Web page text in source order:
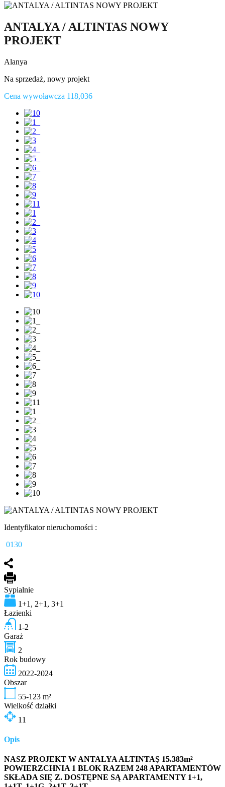
ANTALYA / ALTINTAS NOWY
PROJEKT
Alanya
Na sprzedaż, nowy projekt
Cena wywoławcza 118,036
Identyfikator nieruchomości :
0130
Sypialnie
1+1, 2+1, 3+1
Łazienki
1-2
Garaż
2
Rok budowy
2022-2024
Obszar
55-123 m²
Wielkość działki
11
Opis
NASZ PROJEKT W ANTALYA ALTINTAŞ 15.383m²
POWIERZCHNIA 1 BLOK RAZEM 248 APARTAMENTÓW
SKŁADA SIĘ Z. DOSTĘPNE SĄ APARTAMENTY 1+1,